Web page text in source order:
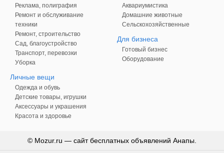
Реклама, полиграфия
Ремонт и обслуживание
техники
Ремонт, строительство
Сад, благоустройство
Транспорт, перевозки
Уборка
Личные вещи
Одежда и обувь
Детские товары, игрушки
Аксессуары и украшения
Красота и здоровье
Аквариумистика
Домашние животные
Сельскохозяйственные
Для бизнеса
Готовый бизнес
Оборудование
© Mozur.ru — сайт бесплатных объявлений Анапы.